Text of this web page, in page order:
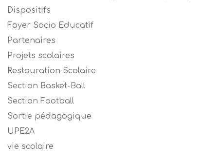
Dispositifs
Foyer Socio Educatif
Partenaires
Projets scolaires
Restauration Scolaire
Section Basket-Ball
Section Football
Sortie pédagogique
UPE2A
vie scolaire